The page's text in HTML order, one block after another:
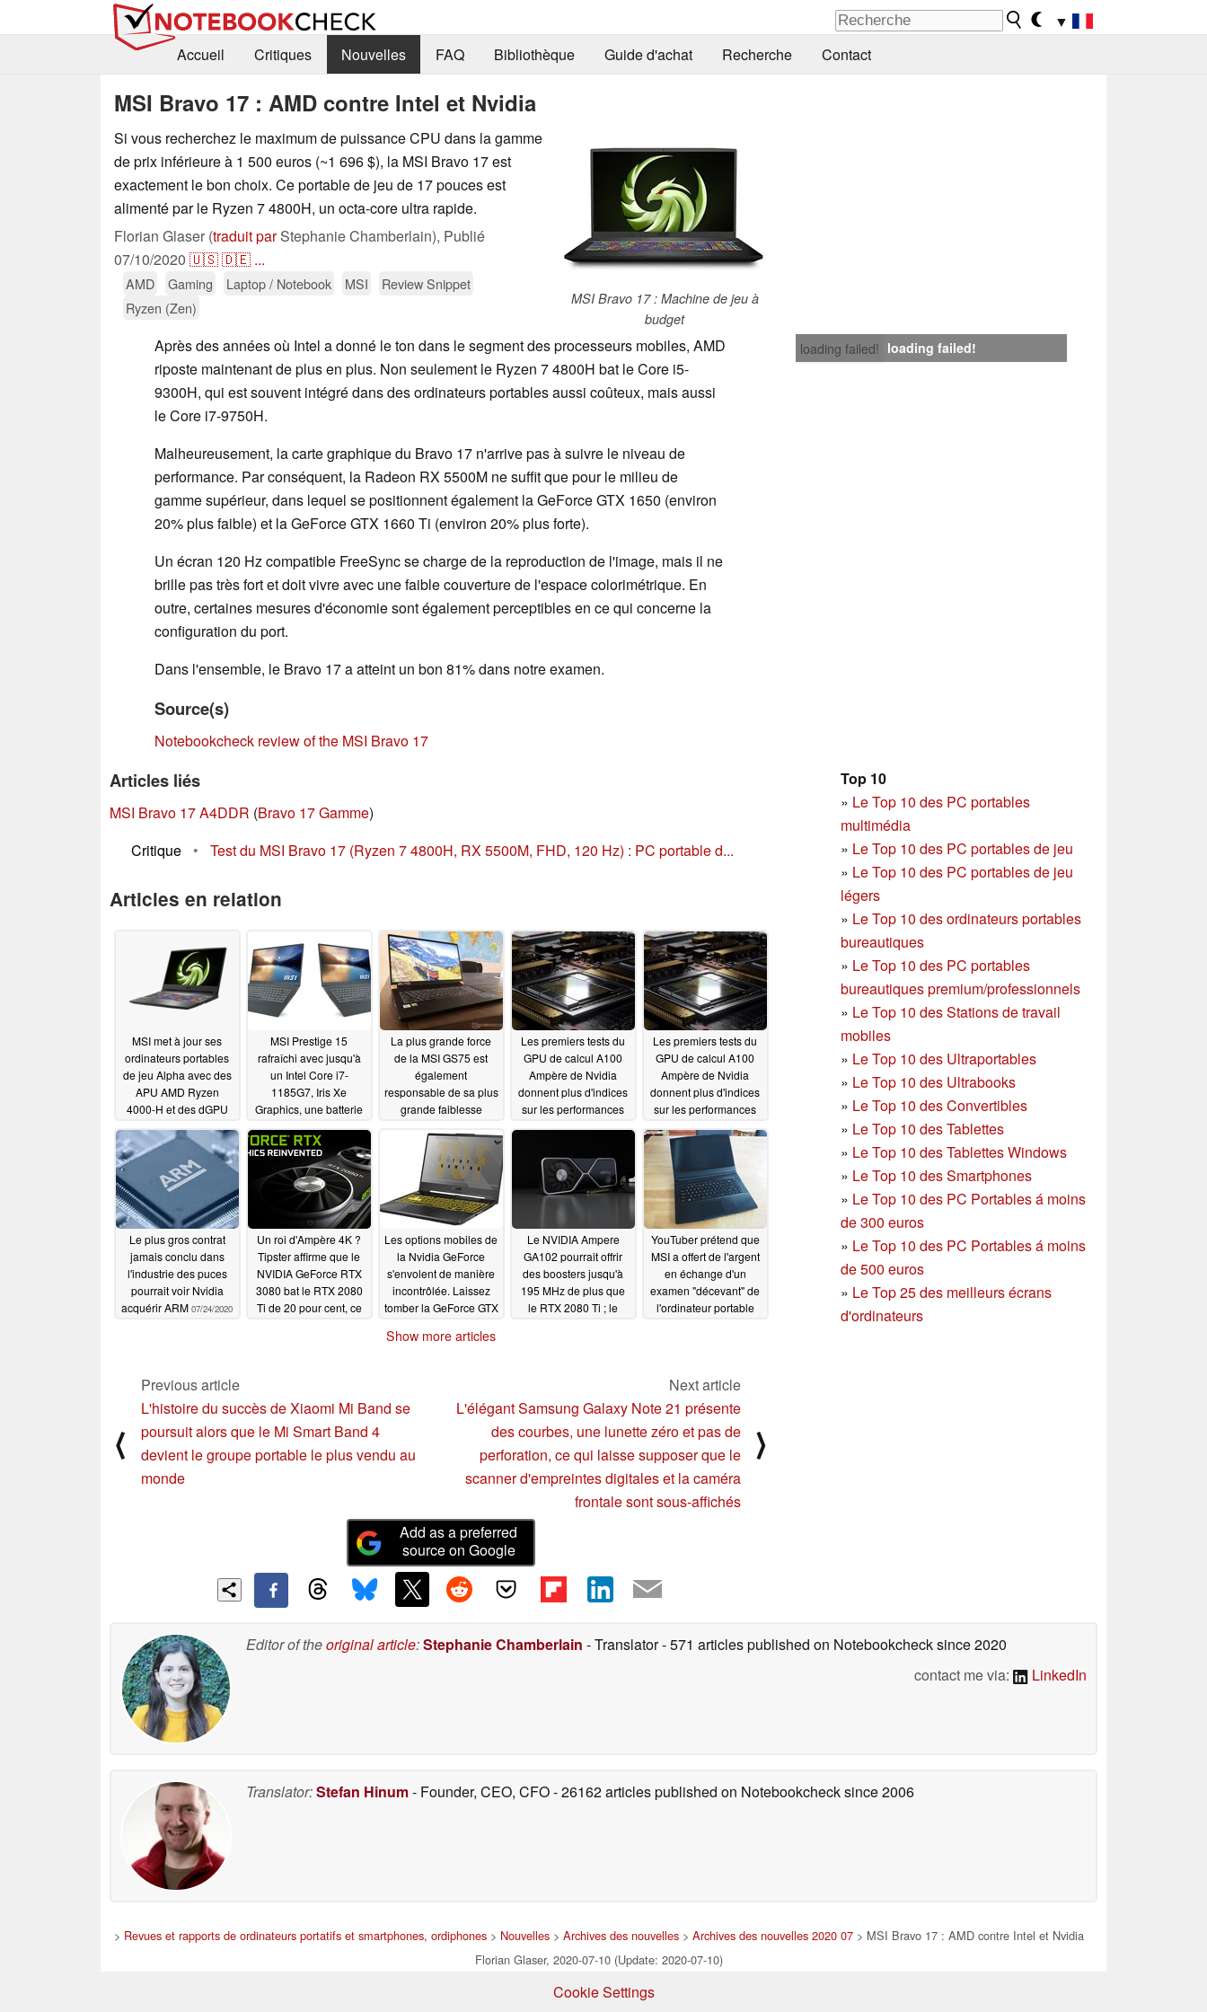
▼
Accueil
Critiques Nouvelles FAQ Bibliothèque Guide d'achat Recherche Contact
MSI Bravo 17 : AMD contre Intel et Nvidia
MSI Bravo 17 : Machine de jeu à
budget
Si vous recherchez le maximum de puissance CPU dans la gamme
de prix inférieure à 1 500 euros (~1 696 $), la MSI Bravo 17 est
exactement le bon choix. Ce portable de jeu de 17 pouces est
alimenté par le Ryzen 7 4800H, un octa-core ultra rapide.
Florian Glaser (traduit parStephanie Chamberlain), Publié
07/10/2020 🇺🇸🇩🇪 ...
AMD Gaming Laptop / Notebook MSI
Review Snippet
Ryzen (Zen)
loading failed! loading failed!
Après des années où Intel a donné le ton dans le segment des processeurs mobiles, AMD
riposte maintenant de plus en plus. Non seulement le Ryzen 7 4800H bat le Core i5-
9300H, qui est souvent intégré dans des ordinateurs portables aussi coûteux, mais aussi
le Core i7-9750H.
Malheureusement, la carte graphique du Bravo 17 n'arrive pas à suivre le niveau de
performance. Par conséquent, la Radeon RX 5500M ne suffit que pour le milieu de
gamme supérieur, dans lequel se positionnent également la GeForce GTX 1650 (environ
20% plus faible) et la GeForce GTX 1660 Ti (environ 20% plus forte).
Un écran 120 Hz compatible FreeSync se charge de la reproduction de l'image, mais il ne
brille pas très fort et doit vivre avec une faible couverture de l'espace colorimétrique. En
outre, certaines mesures d'économie sont également perceptibles en ce qui concerne la
configuration du port.
Dans l'ensemble, le Bravo 17 a atteint un bon 81% dans notre examen.
Source(s)
Notebookcheck review of the MSI Bravo 17
Top 10
» Le Top 10 des PC portables
multimédia
» Le Top 10 des PC portables de jeu
» Le Top 10 des PC portables de jeu
légers
» Le Top 10 des ordinateurs portables
bureautiques
» Le Top 10 des PC portables
bureautiques premium/professionnels
» Le Top 10 des Stations de travail
mobiles
» Le Top 10 des Ultraportables
» Le Top 10 des Ultrabooks
» Le Top 10 des Convertibles
» Le Top 10 des Tablettes
» Le Top 10 des Tablettes Windows
» Le Top 10 des Smartphones
» Le Top 10 des PC Portables á moins
de 300 euros
» Le Top 10 des PC Portables á moins
de 500 euros
» Le Top 25 des meilleurs écrans
d'ordinateurs
Articles liés
MSI Bravo 17 A4DDR (Bravo 17 Gamme)
Critique
• Test du MSI Bravo 17 (Ryzen 7 4800H, RX 5500M, FHD, 120 Hz) : PC portable d...
Articles en relation
MSI met à jour ses
ordinateurs portables
de jeu Alpha avec des
APU AMD Ryzen
4000-H et des dGPU
modèle 17 pouces
09/09/2020
MSI Prestige 15
rafraîchi avec jusqu'à
un Intel Core i7-
1185G7, Iris Xe
Graphics, une batterie
NVIDIA09/03/2020
La plus grande force
de la MSI GS75 est
également
responsable de sa plus
grande faiblesse
Les premiers tests du
GPU de calcul A100
Ampère de Nvidia
donnent plus d'indices
sur les performances
300007/26/2020
Les premiers tests du
GPU de calcul A100
Ampère de Nvidia
donnent plus d'indices
sur les performances
haut de gamme RTX
3000
07/25/2020
Le plus gros contrat
jamais conclu dans
l'industrie des puces
pourrait voir Nvidia
acquérir ARM 07/24/2020
Un roi d'Ampère 4K ?
Tipster affirme que le
NVIDIA GeForce RTX
3080 bat le RTX 2080
Ti de 20 pour cent, ce
Les options mobiles de
la Nvidia GeForce
s'envolent de manière
incontrôlée. Laissez
tomber la GeForce GTX
pour la GTX 1660 Ti
Le NVIDIA Ampere
GA102 pourrait offrir
des boosters jusqu'à
195 MHz de plus que
le RTX 2080 Ti ; le
07/17/2020
YouTuber prétend que
MSI a offert de l'argent
en échange d'un
examen "décevant" de
l'ordinateur portable
Show more articles
⟨
Previous article
L'histoire du succès de Xiaomi Mi Band se
poursuit alors que le Mi Smart Band 4
devient le groupe portable le plus vendu au
monde
Next article
L'élégant Samsung Galaxy Note 21 présente
des courbes, une lunette zéro et pas de
perforation, ce qui laisse supposer que le
scanner d'empreintes digitales et la caméra
frontale sont sous-affichés
⟩
Add as a preferred
source on Google
Editor of theoriginal article:Stephanie Chamberlain - Translator- 571 articles published on Notebookchecksince 2020
contact me via:
LinkedIn
Translator:Stefan Hinum- Founder, CEO, CFO- 26162 articles published on Notebookchecksince 2006
> Revues et rapports de ordinateurs portatifs et smartphones, ordiphones > Nouvelles > Archives des nouvelles > Archives des nouvelles 2020 07 > MSI Bravo 17 : AMD contre Intel et Nvidia
Florian Glaser, 2020-07-10 (Update: 2020-07-10)
Cookie Settings